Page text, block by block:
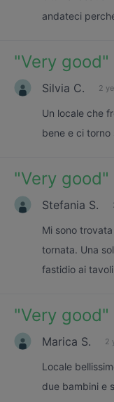
andateci
"Very good"
Silvia C. 2
Un locale che
bene e ci torno
"Very good"
Stefania S.
Mi sono
tornata. Una
fastidio ai
"Very good"
Marica S. 2
Locale
due bambini e